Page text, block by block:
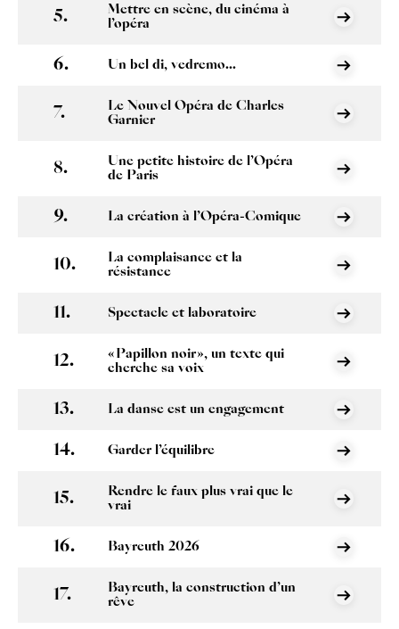
Mettre en scène, du cinéma à
l’opéra
Un bel di, vedremo...
Le Nouvel Opéra de Charles
Garnier
Une petite histoire de l’Opéra
de Paris
La création à l’Opéra-Comique
La complaisance et la
résistance
Spectacle et laboratoire
« Papillon noir », un texte qui
cherche sa voix
La danse est un engagement
Garder l’équilibre
Rendre le faux plus vrai que le
vrai
Bayreuth 2026
Bayreuth, la construction d’un
rêve